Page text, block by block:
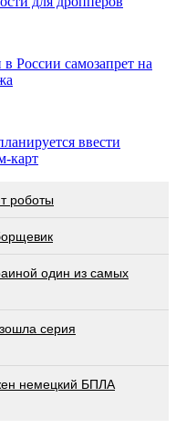
России самозапрет на
ввести
карт
роботы
один из самых
серия
немецкий БПЛА